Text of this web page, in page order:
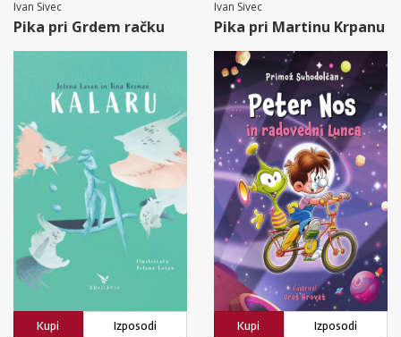
Ivan Sivec
Pika pri Grdem račku
Ivan Sivec
Pika pri Martinu Krpanu
Kupi
Izposodi
Kupi
Izposodi